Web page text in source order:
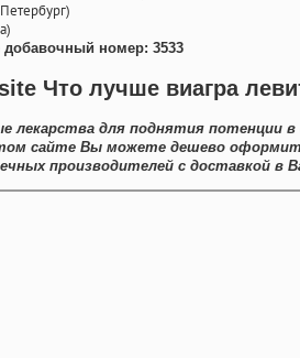
добавочный номер: 3533
Что лучше виагра
лекарства для поднятия потенции
сайте Вы можете дешево
производителей с доставкой в